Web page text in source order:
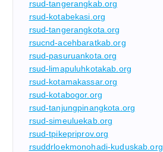
rsud-tangerangkab.org
rsud-kotabekasi.org
rsud-tangerangkota.org
rsucnd-acehbaratkab.org
rsud-pasuruankota.org
rsud-limapuluhkotakab.org
rsud-kotamakassar.org
rsud-kotabogor.org
rsud-tanjungpinangkota.org
rsud-simeuluekab.org
rsud-tpikepriprov.org
rsuddrloekmonohadi-kuduskab.org